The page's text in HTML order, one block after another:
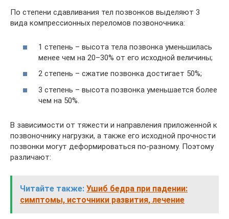
По степени сдавливания тел позвонков выделяют 3
вида компрессионных переломов позвоночника:
1 степень – высота тела позвонка уменьшилась
менее чем на 20–30% от его исходной величины;
2 степень – сжатие позвонка достигает 50%;
3 степень – высота позвонка уменьшается более
чем на 50%.
В зависимости от тяжести и направления приложенной к
позвоночнику нагрузки, а также его исходной прочности
позвонки могут деформироваться по-разному. Поэтому
различают:
Читайте также: Ушиб бедра при падении:
симптомы, источники развития, лечение